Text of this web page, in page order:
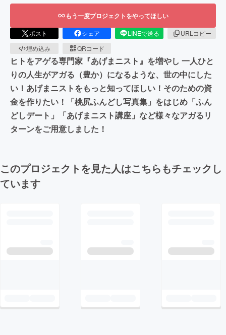
もう一度プロジェクトをやってほしい
ポスト シェア LINEで送る
URLコピー
埋め込み
QRコード
ヒトをアゲる専門家『あげまニスト』を増やし 一人ひと
りの人生がアガる（豊か）になるような、世の中にした
い！あげまニストをもっと知ってほしい！そのための資
金を作りたい！「桃尻ふんどし写真集」をはじめ「ふん
どしデート」「あげまニスト講座」など様々なアガるリ
ターンをご用意しました！
このプロジェクトを見た人はこちらもチェックし
ています